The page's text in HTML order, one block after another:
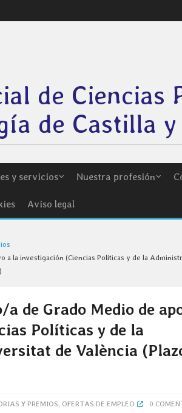
de Ciencias
de Castilla
y servicios Nuestra profesión
Aviso legal
a la investigación (Ciencias Políticas y de la
de Grado Medio de
Políticas y de la
de València
Y PREMIOS OFERTAS DE EMPLEO
0